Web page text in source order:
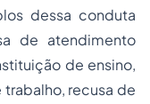
dessa conduta
de atendimento
de ensino,
recusa de